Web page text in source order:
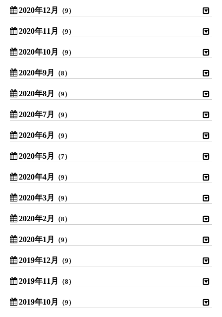
2020年12月 （9）
2020年11月 （9）
2020年10月 （9）
2020年9月 （8）
2020年8月 （9）
2020年7月 （9）
2020年6月 （9）
2020年5月 （7）
2020年4月 （9）
2020年3月 （9）
2020年2月 （8）
2020年1月 （9）
2019年12月 （9）
2019年11月 （8）
2019年10月 （9）